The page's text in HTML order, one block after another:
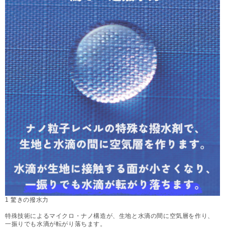
1 驚きの撥水力
特殊技術によるマイクロ・ナノ構造が、生地と水滴の間に空気層を作り、
一振りでも水滴が転がり落ちます。